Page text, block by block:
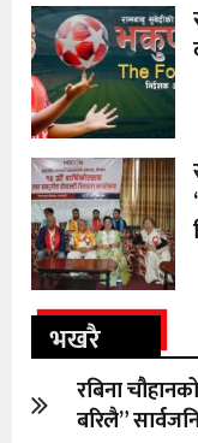
भखरै
रबिना
बरिलै”